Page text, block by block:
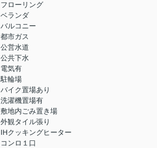
フローリング
ベランダ
バルコニー
都市ガス
公営水道
公共下水
電気有
駐輪場
バイク置場あり
洗濯機置場有
敷地内ごみ置き場
外観タイル張り
IHクッキングヒーター
コンロ１口